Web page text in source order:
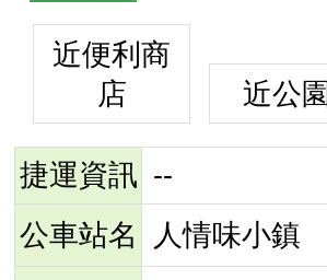
近便利商
店
近公園
捷運資訊 --
公車站名
人情味小鎮